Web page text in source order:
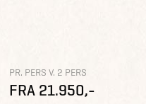
PR. PERS V. 2 PERS
FRA 21.950,-